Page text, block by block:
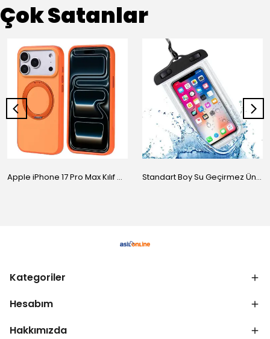
Çok Satanlar
Apple iPhone 17 Pro Max Kılıf M-Safe Şarj Özellikli Standlı Zore Proton Silikon Kapak Standart Boy Su Geçirmez Üniversal Kılıf
Kategoriler
Hesabım
Hakkımızda